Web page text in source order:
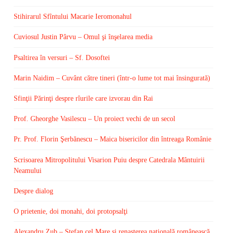
Stihirarul Sfîntului Macarie Ieromonahul
Cuviosul Justin Pârvu – Omul şi înşelarea media
Psaltirea în versuri – Sf. Dosoftei
Marin Naidim – Cuvânt către tineri (într-o lume tot mai însingurată)
Sfinţii Părinţi despre rîurile care izvorau din Rai
Prof. Gheorghe Vasilescu – Un proiect vechi de un secol
Pr. Prof. Florin Şerbănescu – Maica bisericilor din întreaga Românie
Scrisoarea Mitropolitului Visarion Puiu despre Catedrala Mântuirii
Neamului
Despre dialog
O prietenie, doi monahi, doi protopsalţi